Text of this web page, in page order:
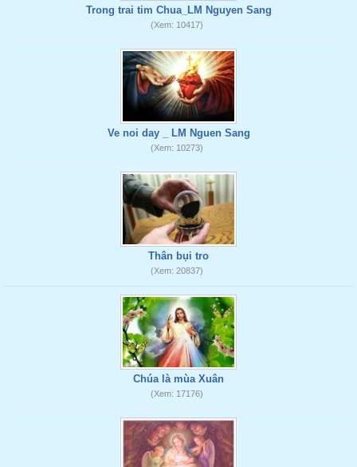
Trong trai tim Chua_LM Nguyen Sang
(Xem: 10417)
Ve noi day _ LM Nguen Sang
(Xem: 10273)
Thân bụi tro
(Xem: 20837)
Chúa là mùa Xuân
(Xem: 17176)